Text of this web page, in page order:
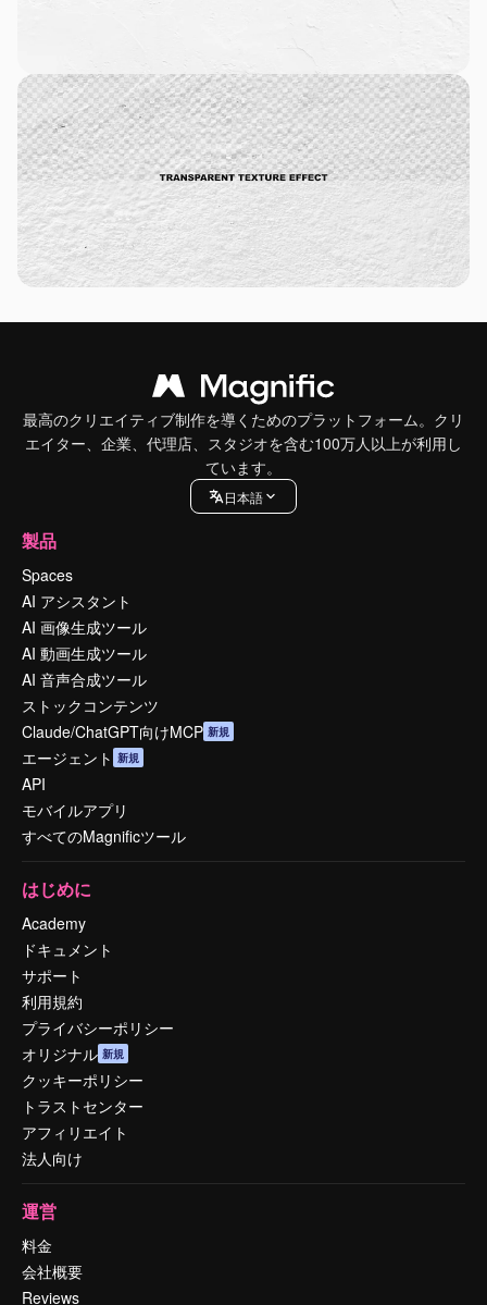
最高のクリエイティブ制作を導くためのプラットフォーム。クリ
エイター、企業、代理店、スタジオを含む100万人以上が利用し
ています。
日本語
製品
Spaces
AI アシスタント
AI 画像生成ツール
AI 動画生成ツール
AI 音声合成ツール
ストックコンテンツ
Claude/ChatGPT向けMCP 新規
エージェント 新規
API
モバイルアプリ
すべてのMagnificツール
はじめに
Academy
ドキュメント
サポート
利用規約
プライバシーポリシー
オリジナル 新規
クッキーポリシー
トラストセンター
アフィリエイト
法人向け
運営
料金
会社概要
Reviews